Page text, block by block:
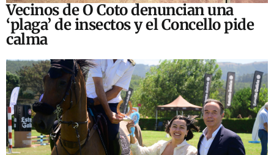
Vecinos de O Coto denuncian una
‘plaga’ de insectos y el Concello pide
calma